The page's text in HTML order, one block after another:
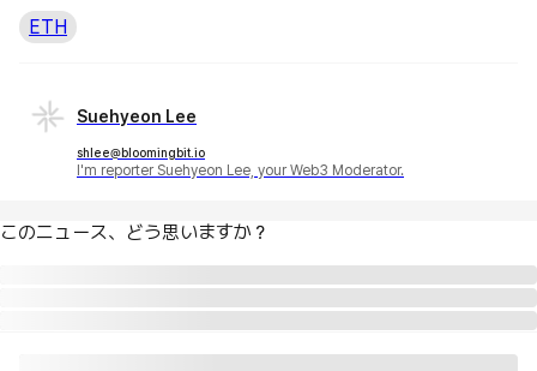
ETH
Suehyeon Lee
shlee@bloomingbit.io
I'm reporter Suehyeon Lee, your Web3 Moderator.
このニュース、どう思いますか？